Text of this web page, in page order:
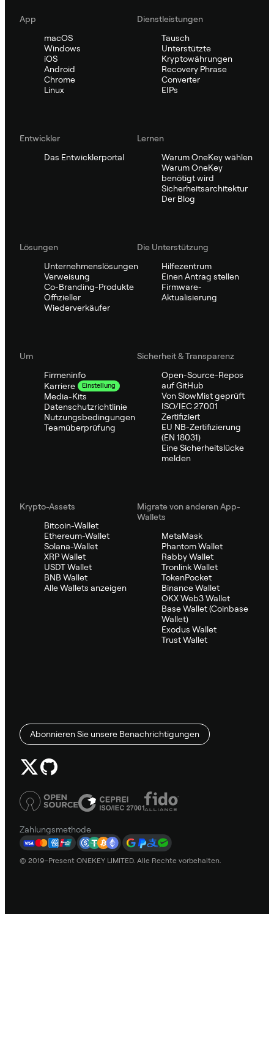
App
macOS
Windows
iOS
Android
Chrome
Linux
Dienstleistungen
Tausch
Unterstützte
Kryptowährungen
Recovery Phrase
Converter
EIPs
Entwickler
Das Entwicklerportal
Lernen
Warum OneKey wählen
Warum OneKey
benötigt wird
Sicherheitsarchitektur
Der Blog
Lösungen
Unternehmenslösungen
Verweisung
Co-Branding-Produkte
Offizieller
Wiederverkäufer
Die Unterstützung
Hilfezentrum
Einen Antrag stellen
Firmware-
Aktualisierung
Um
Firmeninfo
Karriere
Einstellung
Media-Kits
Datenschutzrichtlinie
Nutzungsbedingungen
Teamüberprüfung
Sicherheit & Transparenz
Open-Source-Repos
auf GitHub
Von SlowMist geprüft
ISO/IEC 27001
Zertifiziert
EU NB-Zertifizierung
(EN 18031)
Eine Sicherheitslücke
melden
Krypto-Assets
Bitcoin-Wallet
Ethereum-Wallet
Solana-Wallet
XRP Wallet
USDT Wallet
BNB Wallet
Alle Wallets anzeigen
Migrate von anderen App-
Wallets
MetaMask
Phantom Wallet
Rabby Wallet
Tronlink Wallet
TokenPocket
Binance Wallet
OKX Web3 Wallet
Base Wallet (Coinbase
Wallet)
Exodus Wallet
Trust Wallet
Abonnieren Sie unsere Benachrichtigungen
Zahlungsmethode
© 2019–Present ONEKEY LIMITED. Alle Rechte vorbehalten.